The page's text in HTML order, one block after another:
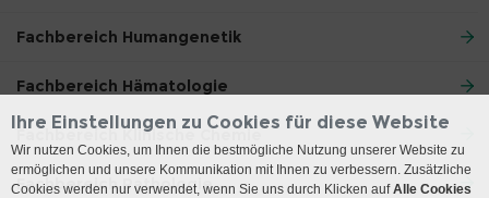
Fachbereich Humangenetik
Fachbereich Hämatologie
Fachbereich Klinische Chemie
Fachbereich Pathologie
Ihre Einstellungen zu Cookies für diese Website
Wir nutzen Cookies, um Ihnen die bestmögliche Nutzung unserer Website zu
ermöglichen und unsere Kommunikation mit Ihnen zu verbessern. Zusätzliche
Cookies werden nur verwendet, wenn Sie uns durch Klicken aufAlle Cookies